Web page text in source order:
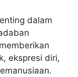
dalam
ekspresi diri,